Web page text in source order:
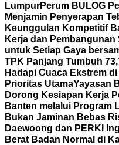
LumpurPerum BULOG
Menjamin Penyerapan
Keunggulan Kompetitif
Kerja dan Pembangunan
untuk Setiap Gaya
TPK Panjang Tumbuh
Hadapi Cuaca Ekstrem
Prioritas UtamaYayasan
Dorong Kesiapan Kerja
Banten melalui Program
Bukan Jaminan Bebas
Daewoong dan PERKI
Berat Badan Normal di